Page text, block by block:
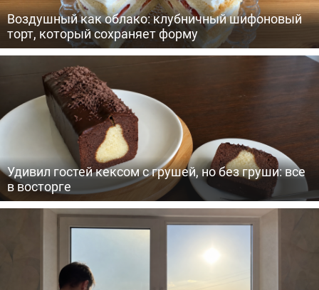
Воздушный как облако: клубничный шифоновый
торт, который сохраняет форму
Удивил гостей кексом с грушей, но без груши: все
в восторге